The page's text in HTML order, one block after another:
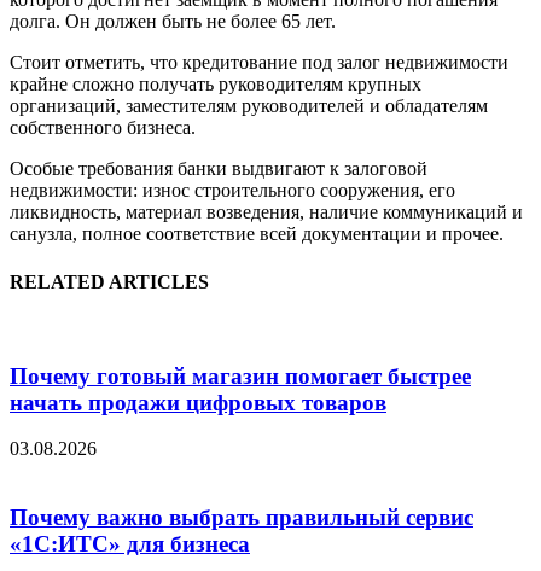
долга. Он должен быть не более 65 лет.
Стоит отметить, что кредитование под залог недвижимости
крайне сложно получать руководителям крупных
организаций, заместителям руководителей и обладателям
собственного бизнеса.
Особые требования банки выдвигают к залоговой
недвижимости: износ строительного сооружения, его
ликвидность, материал возведения, наличие коммуникаций и
санузла, полное соответствие всей документации и прочее.
RELATED ARTICLES
Почему готовый магазин помогает быстрее
начать продажи цифровых товаров
03.08.2026
Почему важно выбрать правильный сервис
«1С:ИТС» для бизнеса